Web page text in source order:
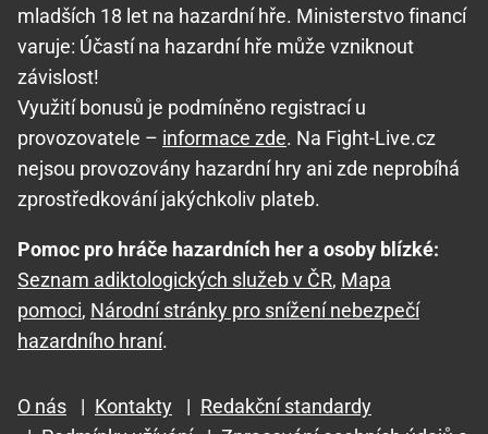
mladších 18 let na hazardní hře. Ministerstvo financí
varuje: Účastí na hazardní hře může vzniknout
závislost!
Využití bonusů je podmíněno registrací u
provozovatele – informace zde. Na Fight-Live.cz
nejsou provozovány hazardní hry ani zde neprobíhá
zprostředkování jakýchkoliv plateb.
Pomoc pro hráče hazardních her a osoby blízké:
Seznam adiktologických služeb v ČR, Mapa
pomoci, Národní stránky pro snížení nebezpečí
hazardního hraní.
O nás | Kontakty | Redakční standardy